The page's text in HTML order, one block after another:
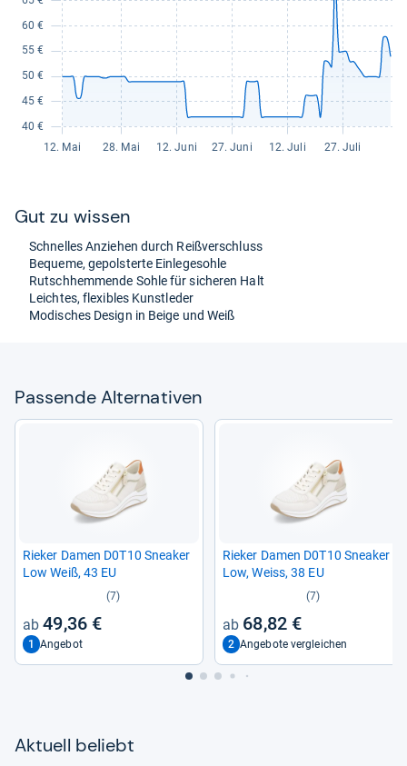
Gut zu wis­sen
Schnel­les Anzie­hen durch Reiß­ver­schluss
Bequeme, gepols­terte Ein­le­ge­sohle
Rutsch­hem­mende Sohle für siche­ren Halt
Leich­tes, fle­xibles Kunst­le­der
Modi­sches Design in Beige und Weiß
Pas­sende Alter­na­ti­ven
Rie­ker Damen D0T10 Snea­ker
Low Weiß, 43 EU
(7)
49,36 €
1 Angebot
Rie­ker Damen D0T10 Snea­ker
Low, Weiss, 38 EU
(7)
68,82 €
2 Angebote vergleichen
Aktu­ell beliebt